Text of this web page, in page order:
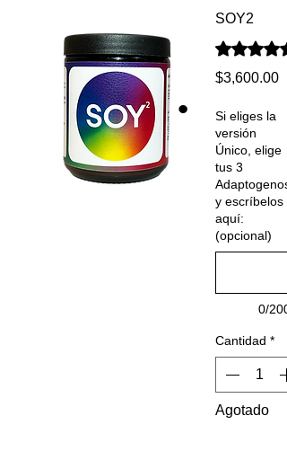
SOY2
Según 37
$3,600.00
Si eliges la
versión
Único, elige
tus 3
Adaptogenos
y escríbelos
aquí:
(opcional)
0/200
Cantidad *
Agotado